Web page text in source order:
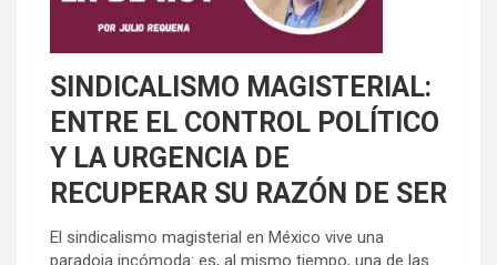
SINDICALISMO MAGISTERIAL:
ENTRE EL CONTROL POLÍTICO
Y LA URGENCIA DE
RECUPERAR SU RAZÓN DE SER
El sindicalismo magisterial en México vive una
paradoja incómoda: es, al mismo tiempo, una de las